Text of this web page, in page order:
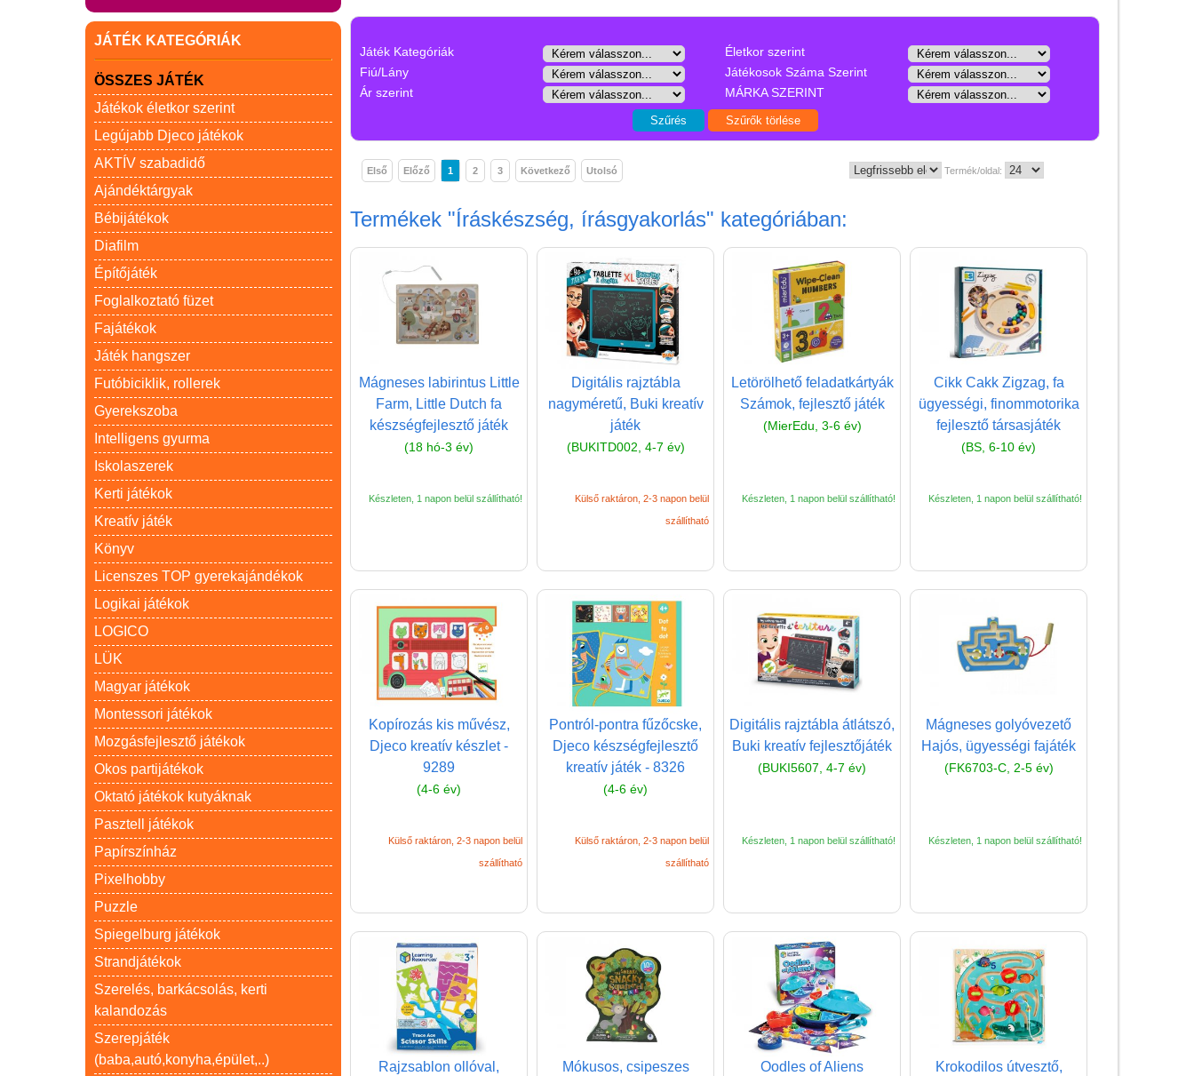
JÁTÉK KATEGÓRIÁK
ÖSSZES JÁTÉK
Játékok életkor szerint
Legújabb Djeco játékok
AKTÍV szabadidő
Ajándéktárgyak
Bébijátékok
Diafilm
Építőjáték
Foglalkoztató füzet
Fajátékok
Játék hangszer
Futóbiciklik, rollerek
Gyerekszoba
Intelligens gyurma
Iskolaszerek
Kerti játékok
Kreatív játék
Könyv
Licenszes TOP gyerekajándékok
Logikai játékok
LOGICO
LÜK
Magyar játékok
Montessori játékok
Mozgásfejlesztő játékok
Okos partijátékok
Oktató játékok kutyáknak
Pasztell játékok
Papírszínház
Pixelhobby
Puzzle
Spiegelburg játékok
Strandjátékok
Szerelés, barkácsolás, kerti
kalandozás
Szerepjáték
(baba,autó,konyha,épület,..)
Játék Kategóriák
Életkor szerint
Fiú/Lány
Játékosok Száma Szerint
Ár szerint
MÁRKA SZERINT
Első Előző 1 2 3 Következő Utolsó Termék/oldal:
Termékek "Íráskészség, írásgyakorlás" kategóriában:
Mágneses labirintus Little
Farm, Little Dutch fa
készségfejlesztő játék
(18 hó-3 év)
Készleten, 1 napon belül szállítható!
Digitális rajztábla
nagyméretű, Buki kreatív
játék
(BUKITD002, 4-7 év)
Külső raktáron, 2-3 napon belül
szállítható
Letörölhető feladatkártyák
Számok, fejlesztő játék
(MierEdu, 3-6 év)
Készleten, 1 napon belül szállítható!
Cikk Cakk Zigzag, fa
ügyességi, finommotorika
fejlesztő társasjáték
(BS, 6-10 év)
Készleten, 1 napon belül szállítható!
Kopírozás kis művész,
Djeco kreatív készlet -
9289
(4-6 év)
Külső raktáron, 2-3 napon belül
szállítható
Pontról-pontra fűzőcske,
Djeco készségfejlesztő
kreatív játék - 8326
(4-6 év)
Külső raktáron, 2-3 napon belül
szállítható
Digitális rajztábla átlátszó,
Buki kreatív fejlesztőjáték
(BUKI5607, 4-7 év)
Készleten, 1 napon belül szállítható!
Mágneses golyóvezető
Hajós, ügyességi fajáték
(FK6703-C, 2-5 év)
Készleten, 1 napon belül szállítható!
Rajzsablon ollóval,
Mókusos, csipeszes
Oodles of Aliens
Krokodilos útvesztő,
Gyerekszoba
Intelligens gyurma
Kerti játékok
Licenszes TOP
gyerekajándékok
Logikai játékok
LOGICO
Magyar játékok
Montessori játékok
Okos partijátékok
Papírszínház
Puzzle
Szerelés, barkácsolás, kerti
kalandozás
Tanulást segítő játék
Tudományos játék
Úti játékok, Utazó játékok
Ügyességi játékok
CSAK NÁLUNK - Egyedi
játékok